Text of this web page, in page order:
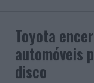
Toyota
automóveis
disco